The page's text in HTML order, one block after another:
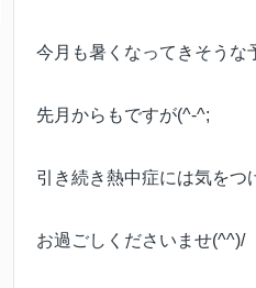
今月も暑くなってきそうな
先月からもですが(^-^;
引き続き熱中症には気をつ
お過ごしくださいませ(^^)/